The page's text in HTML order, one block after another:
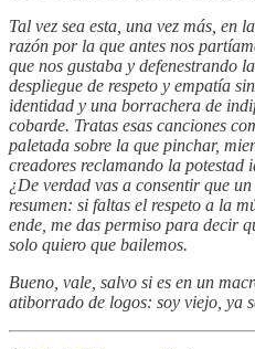
Tal vez sea esta, una vez más, en
razón por la que antes nos
que nos gustaba y defenestrando
despliegue de respeto y empatía
identidad y una borrachera de
cobarde. Tratas esas canciones
paletada sobre la que pinchar,
creadores reclamando la potestad
¿De verdad vas a consentir que
resumen: si faltas el respeto a la
ende, me das permiso para decir
solo quiero que bailemos.
Bueno, vale, salvo si es en un
atiborrado de logos: soy viejo, ya